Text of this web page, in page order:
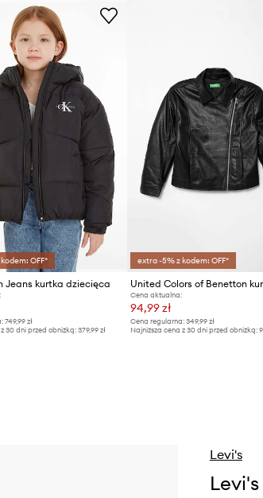
OFF*
Jeans kurtka dziecięca
749,99 zł
30 dni przed obniżką: 379,99 zł
extra -5% z kodem: OFF*
Cena aktualna:
94,99 zł
Cena regularna: 349,99 zł
Najniższa cena z 30 dni przed obniżką:
Levi's